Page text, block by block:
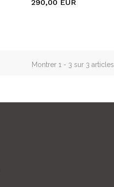
290,00 EUR
Montrer 1 - 3 sur 3 articles